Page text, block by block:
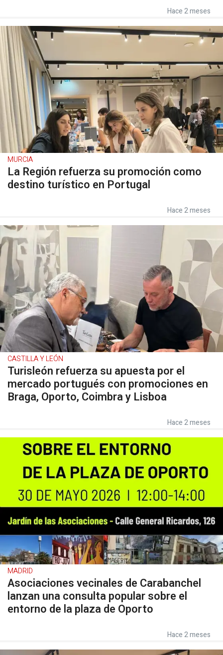
Hace 2 meses
MURCIA
La Región refuerza su promoción como
destino turístico en Portugal
Hace 2 meses
CASTILLA Y LEÓN
Turisleón refuerza su apuesta por el
mercado portugués con promociones en
Braga, Oporto, Coimbra y Lisboa
Hace 2 meses
MADRID
Asociaciones vecinales de Carabanchel
lanzan una consulta popular sobre el
entorno de la plaza de Oporto
Hace 2 meses